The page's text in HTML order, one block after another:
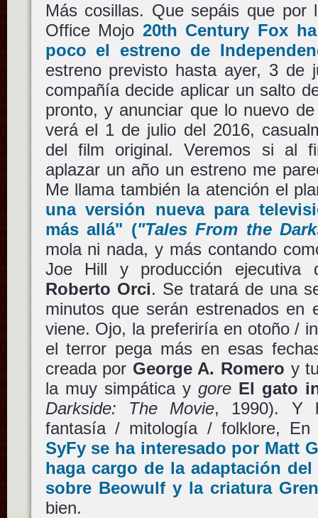
Más cosillas. Que sepáis que por
Office Mojo 20th Century Fox
poco el estreno de
estreno previsto hasta ayer, 3 de
compañía decide aplicar un salto
pronto, y anunciar que lo nuevo
verá el 1 de julio del 2016,
del film original. Veremos si al
aplazar un año un estreno me
Me llama también la atención el
una versión nueva para
más allá" ("Tales From the
mola ni nada, y más contando
Joe Hill y producción
Roberto Orci. Se tratará de una
minutos que serán estrenados en
viene. Ojo, la preferiría en otoño /
el terror pega más en esas
creada por George A. Romero y
la muy simpática y gore El gato
Darkside: The Movie, 1990). Y
fantasía / mitología / folklore, En
SyFyse ha interesado por Matt
haga cargo de la adaptación
sobre Beowulfy la criatura
bien.